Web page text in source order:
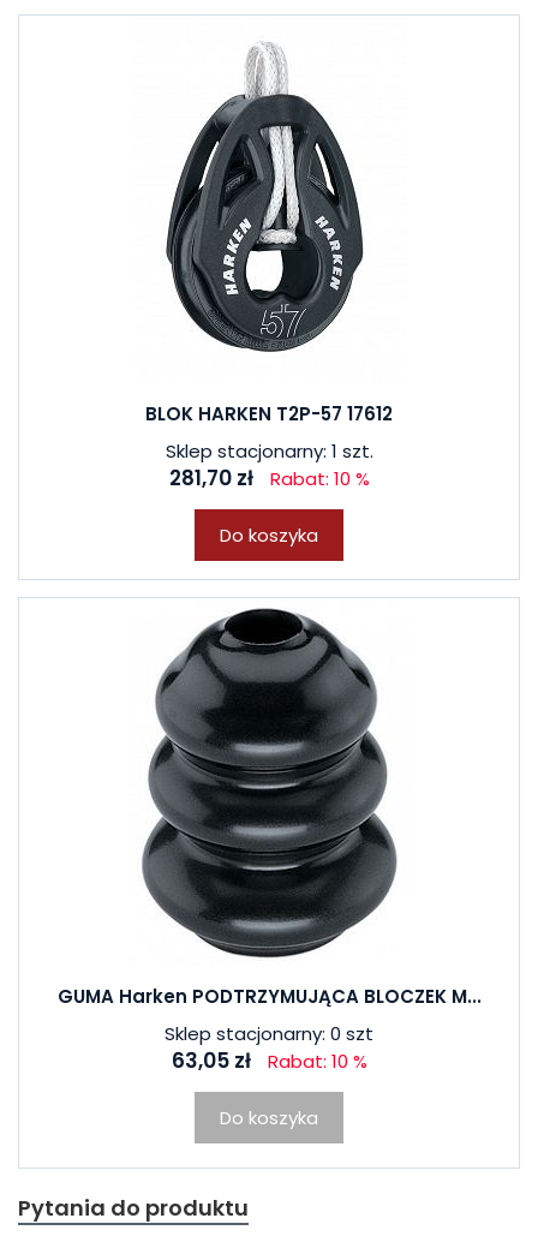
BLOK HARKEN T2P-57 17612
Sklep stacjonarny: 1 szt.
281,70 zł Rabat: 10 %
Do koszyka
GUMA Harken PODTRZYMUJĄCA BLOCZEK M...
Sklep stacjonarny: 0 szt
63,05 zł Rabat: 10 %
Do koszyka
Pytania do produktu